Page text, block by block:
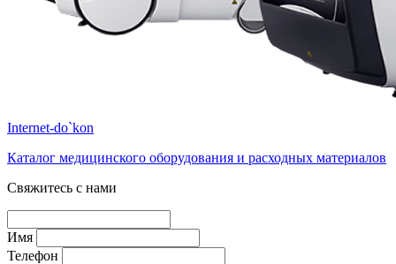
Internet-do`kon
Каталог медицинского оборудования и расходных материалов
Свяжитесь с нами
Имя
Телефон